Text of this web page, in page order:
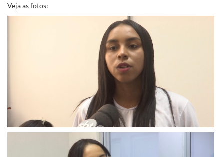
Veja as fotos: